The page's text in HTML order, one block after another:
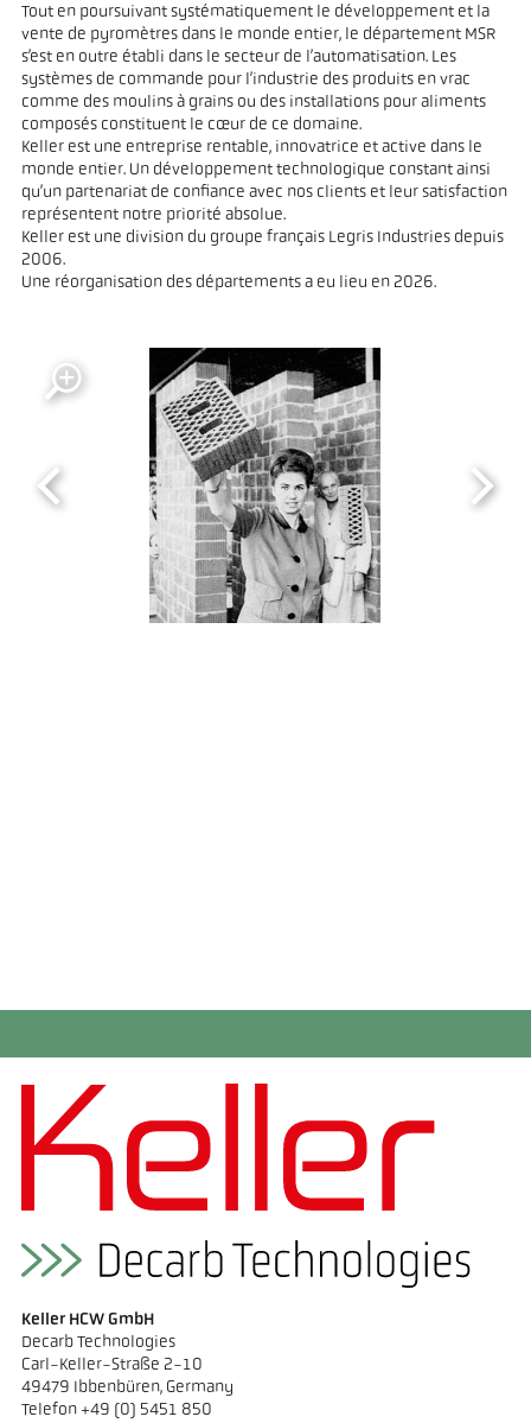
Tout en poursuivant systématiquement le développement et la
vente de pyromètres dans le monde entier, le département MSR
s’est en outre établi dans le secteur de l’automatisation. Les
systèmes de commande pour l’industrie des produits en vrac
comme des moulins à grains ou des installations pour aliments
composés constituent le cœur de ce domaine.
Keller est une entreprise rentable, innovatrice et active dans le
monde entier. Un développement technologique constant ainsi
qu’un partenariat de confiance avec nos clients et leur satisfaction
représentent notre priorité absolue.
Keller est une division du groupe français Legris Industries depuis
2006.
Une réorganisation des départements a eu lieu en 2026.
Keller HCW GmbH
Decarb Technologies
Carl-Keller-Straße 2-10
49479 Ibbenbüren, Germany
Telefon +49 (0) 5451 850